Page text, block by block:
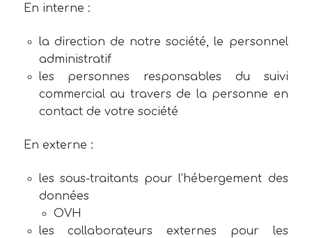
En interne :
la direction de notre société, le personnel
administratif
les personnes responsables du suivi
commercial au travers de la personne en
contact de votre société
En externe :
les sous-traitants pour l’hébergement des
données
OVH
les collaborateurs externes pour les